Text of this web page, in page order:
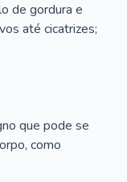
de gordura e
até cicatrizes;
que pode se
como